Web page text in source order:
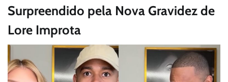
Surpreendido pela Nova Gravidez de
Lore Improta